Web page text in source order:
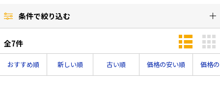
LANケーブル・コネクタ・関連資材/機器
ネットワーク機器
太陽光発電ケーブル・コネクタ・関連資
材/機器
照明設置工事
ホテル・病院向け
条件で絞り込む
全7件
おすすめ順 新しい順 古い順 価格の安い順 価格